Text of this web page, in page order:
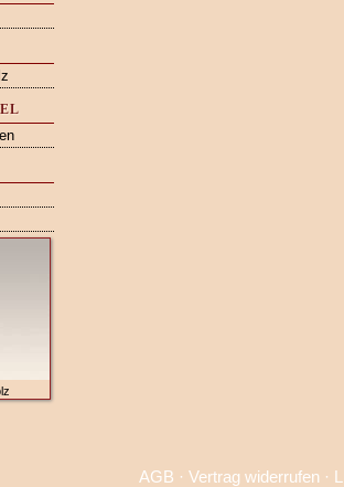
AGB · Vertrag widerrufen·